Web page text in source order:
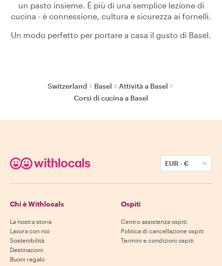
un pasto insieme. È più di una semplice lezione di
cucina - è connessione, cultura e sicurezza ai fornelli.
Un modo perfetto per portare a casa il gusto di Basel.
Switzerland Basel
Attività a Basel
Corsi di cucina a Basel
EUR-€
Chi è Withlocals
La nostra storia
Lavora con noi
Sostenibilità
Destinazioni
Buoni regalo
Ospiti
Centro assistenza ospiti
Politica di cancellazione ospiti
Termini e condizioni ospiti